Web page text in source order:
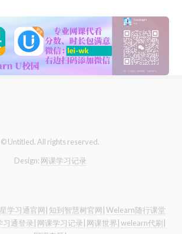
© Untitled. All rights reserved.
Design: 网课学习记录
学习通官网| 知到智慧树官网| Welearn随行课堂
通登录| 网课学习记录| 网课世界| welearn代刷|